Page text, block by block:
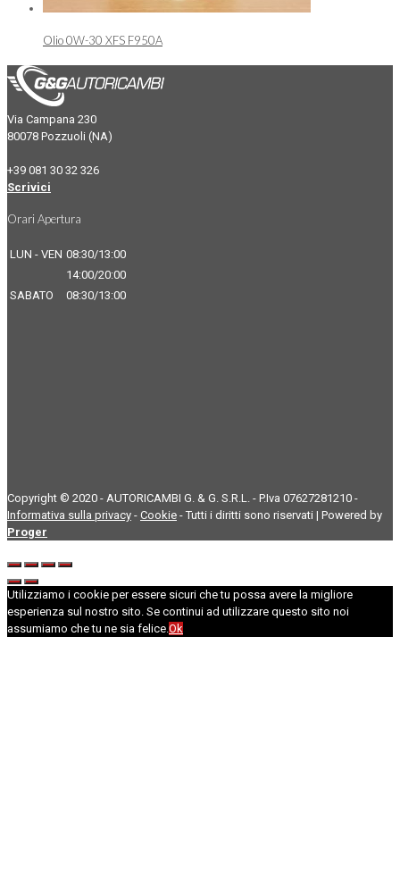
Olio 0W-30 XFS F950A
Via Campana 230
80078 Pozzuoli (NA)
+39 081 30 32 326
Scrivici
Orari Apertura
LUN - VEN 08:30/13:00
14:00/20:00
SABATO
08:30/13:00
Copyright © 2020 - AUTORICAMBI G. & G. S.R.L. - P.Iva 07627281210 -
Informativa sulla privacy - Cookie - Tutti i diritti sono riservati | Powered by
Proger
Utilizziamo i cookie per essere sicuri che tu possa avere la migliore
esperienza sul nostro sito. Se continui ad utilizzare questo sito noi
assumiamo che tu ne sia felice.Ok